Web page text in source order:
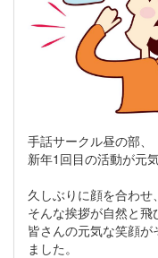
手話サークル昼の部、
新年1回目の活動が元
久しぶりに顔を合わせ
そんな挨拶が自然と飛
皆さんの元気な笑顔が
ました。